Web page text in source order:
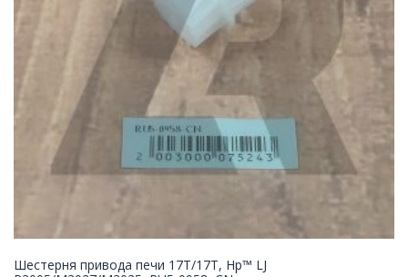
Шестерня привода печи 17T/17T, Hp™ LJ